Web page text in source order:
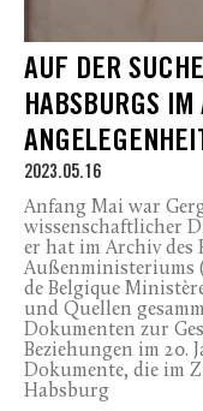
AUF DER
HABSBURGS
2023.05.16
Anfang Mai war
wissenschaftlicher
er hat im Archiv des
Außenministeriums
de Belgique
und Quellen
Dokumenten zur
Beziehungen im 20.
Dokumente, die im
Habsburg